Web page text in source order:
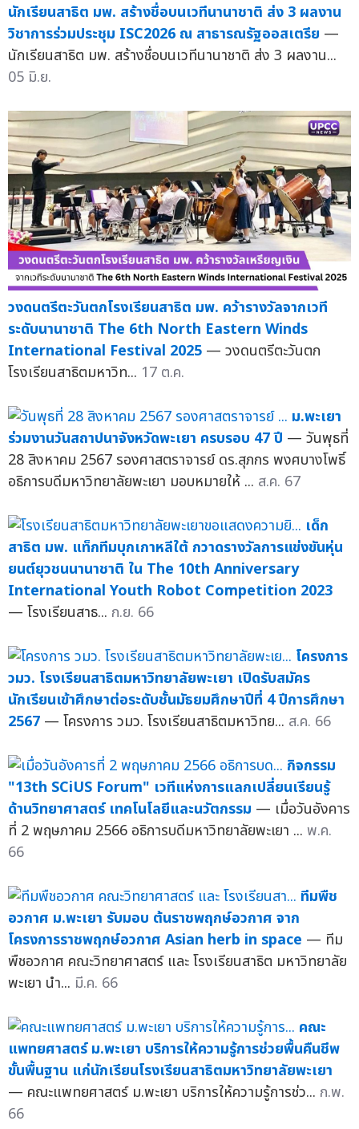
นักเรียนสาธิต มพ. สร้างชื่อบนเวทีนานาชาติ ส่ง 3 ผลงาน
วิชาการร่วมประชุม ISC2026 ณ สาธารณรัฐออสเตรีย —
นักเรียนสาธิต มพ. สร้างชื่อบนเวทีนานาชาติ ส่ง 3 ผลงาน...
05 มิ.ย.
วงดนตรีตะวันตกโรงเรียนสาธิต มพ. คว้ารางวัลจากเวที
ระดับนานาชาติ The 6th North Eastern Winds
International Festival 2025 — วงดนตรีตะวันตก
โรงเรียนสาธิตมหาวิท... 17 ต.ค.
ม.พะเยา
ร่วมงานวันสถาปนาจังหวัดพะเยา ครบรอบ 47 ปี — วันพุธที่
28 สิงหาคม 2567 รองศาสตราจารย์ ดร.สุภกร พงศบางโพธิ์
อธิการบดีมหาวิทยาลัยพะเยา มอบหมายให้ ... ส.ค. 67
เด็ก
สาธิต มพ. แท็กทีมบุกเกาหลีใต้ กวาดรางวัลการแข่งขันหุ่น
ยนต์ยุวชนนานาชาติ ใน The 10th Anniversary
International Youth Robot Competition 2023
— โรงเรียนสาธ... ก.ย. 66
โครงการ
วมว. โรงเรียนสาธิตมหาวิทยาลัยพะเยา เปิดรับสมัคร
นักเรียนเข้าศึกษาต่อระดับชั้นมัธยมศึกษาปีที่ 4 ปีการศึกษา
2567 — โครงการ วมว. โรงเรียนสาธิตมหาวิทย... ส.ค. 66
กิจกรรม
"13th SCiUS Forum" เวทีแห่งการแลกเปลี่ยนเรียนรู้
ด้านวิทยาศาสตร์ เทคโนโลยีและนวัตกรรม — เมื่อวันอังคาร
ที่ 2 พฤษภาคม 2566 อธิการบดีมหาวิทยาลัยพะเยา ... พ.ค.
66
ทีมพืช
อวกาศ ม.พะเยา รับมอบ ต้นราชพฤกษ์อวกาศ จาก
โครงการราชพฤกษ์อวกาศ Asian herb in space — ทีม
พืชอวกาศ คณะวิทยาศาสตร์ และ โรงเรียนสาธิต มหาวิทยาลัย
พะเยา นำ... มี.ค. 66
คณะ
แพทยศาสตร์ ม.พะเยา บริการให้ความรู้การช่วยพื้นคืนชีพ
ขั้นพื้นฐาน แก่นักเรียนโรงเรียนสาธิตมหาวิทยาลัยพะเยา
— คณะแพทยศาสตร์ ม.พะเยา บริการให้ความรู้การช่ว... ก.พ.
66